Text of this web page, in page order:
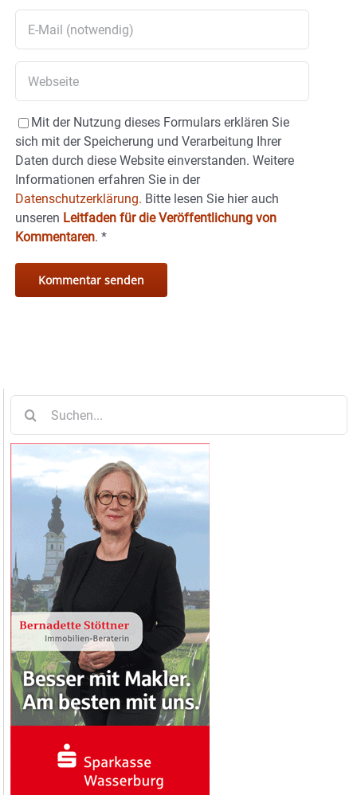
Mit der Nutzung dieses Formulars erklären Sie
sich mit der Speicherung und Verarbeitung Ihrer
Daten durch diese Website einverstanden. Weitere
Informationen erfahren Sie in der
Datenschutzerklärung. Bitte lesen Sie hier auch
unseren Leitfaden für die Veröffentlichung von
Kommentaren. *
nach: